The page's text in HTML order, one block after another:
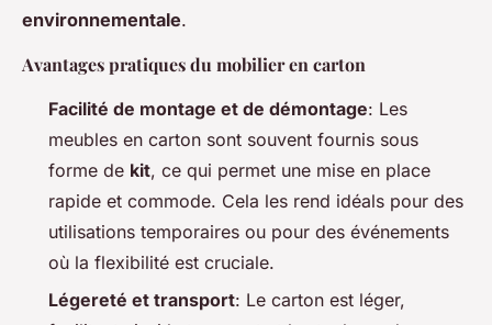
environnementale.
Avantages pratiques du mobilier en carton
Facilité de montage et de démontage: Les
meubles en carton sont souvent fournis sous
forme de kit, ce qui permet une mise en place
rapide et commode. Cela les rend idéals pour des
utilisations temporaires ou pour des événements
où la flexibilité est cruciale.
Légereté et transport: Le carton est léger,